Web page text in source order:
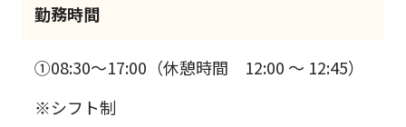
勤務時間
①08:30～17:00（休憩時間 12:00 ～ 12:45）
※シフト制